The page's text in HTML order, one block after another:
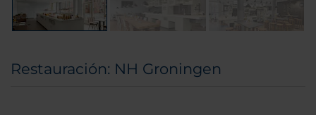
Restauración: NH Groningen